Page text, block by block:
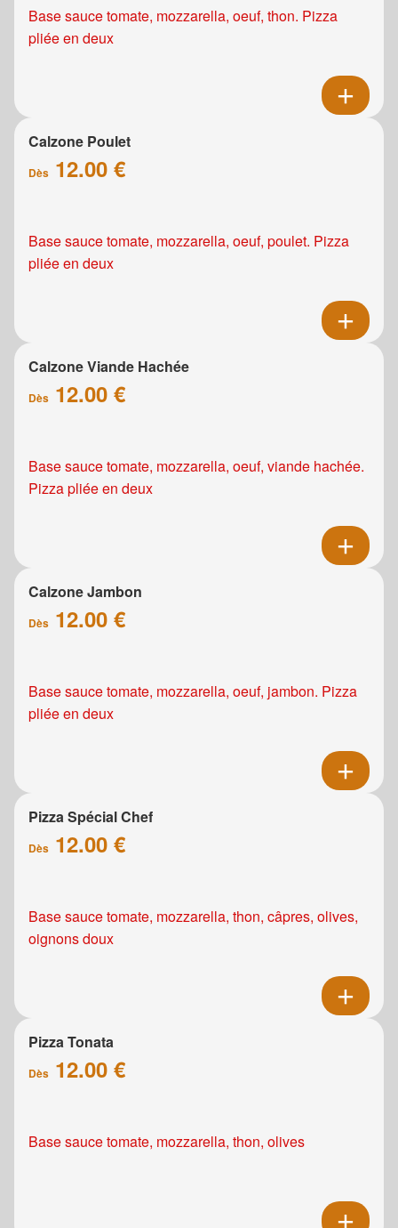
Base sauce tomate, mozzarella, oeuf, thon. Pizza
pliée en deux
Calzone Poulet
Dès 12.00 €
Base sauce tomate, mozzarella, oeuf, poulet. Pizza
pliée en deux
Calzone Viande Hachée
Dès 12.00 €
Base sauce tomate, mozzarella, oeuf, viande hachée.
Pizza pliée en deux
Calzone Jambon
Dès 12.00 €
Base sauce tomate, mozzarella, oeuf, jambon. Pizza
pliée en deux
Pizza Spécial Chef
Dès 12.00 €
Base sauce tomate, mozzarella, thon, câpres, olives,
oignons doux
Pizza Tonata
Dès 12.00 €
Base sauce tomate, mozzarella, thon, olives